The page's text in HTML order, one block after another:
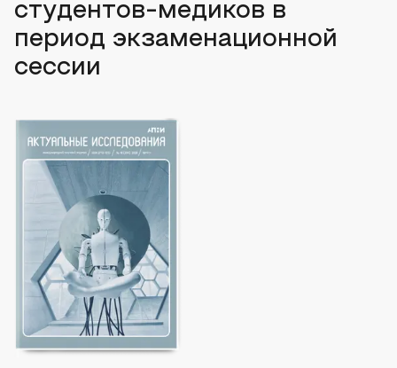
студентов-медиков в
период экзаменационной
сессии